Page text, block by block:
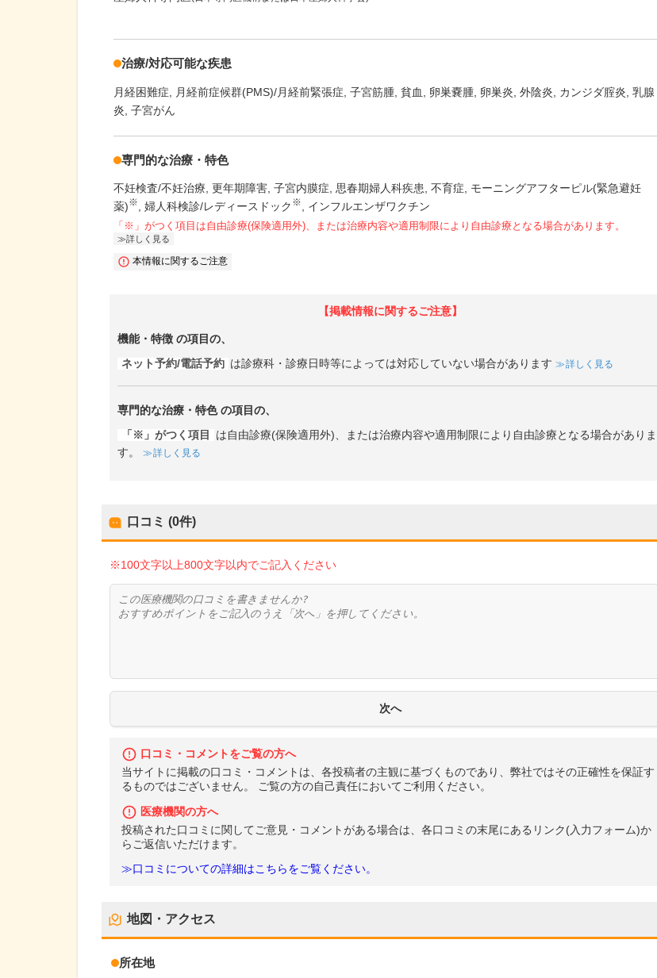
治療/対応可能な疾患
月経困難症 月経前症候群(PMS)/月経前緊張症 子宮筋腫 貧血 卵巣嚢腫 卵巣炎 外陰炎 カンジダ腟炎 乳腺
炎 子宮がん
専門的な治療・特色
不妊検査/不妊治療 更年期障害 子宮内膜症 思春期婦人科疾患 不育症
モーニングアフターピル(緊急避妊
薬)※ 婦人科検診/レディースドック ※ インフルエンザワクチン
「※」がつく項目は自由診療(保険適用外)、または治療内容や適用制限により自由診療となる場合があります。
詳しく見る
本情報に関するご注意
【掲載情報に関するご注意】
機能・特徴 の項目の、
ネット予約/電話予約 は診療科・診療日時等によっては対応していない場合があります 詳しく見る
専門的な治療・特色の項目の、
「※」がつく項目
は自由診療(保険適用外)、または治療内容や適用制限により自由診療となる場合がありま
す。
詳しく見る
口コミ (0件)
※100文字以上800文字以内でご記入ください
口コミ・コメントをご覧の方へ
当サイトに掲載の口コミ・コメントは、各投稿者の主観に基づくものであり、弊社ではその正確性を保証す
るものではございません。 ご覧の方の自己責任においてご利用ください。
医療機関の方へ
投稿された口コミに関してご意見・コメントがある場合は、各口コミの末尾にあるリンク(入力フォーム)か
らご返信いただけます。
≫口コミについての詳細はこちらをご覧ください。
地図・アクセス
所在地